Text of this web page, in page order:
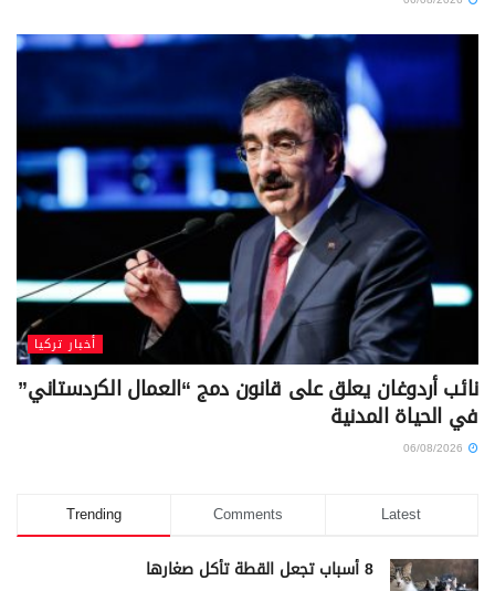
أخبار تركيا
نائب أردوغان يعلق على قانون دمج “العمال الكردستاني”
في الحياة المدنية
Trending Comments Latest
8 أسباب تجعل القطة تأكل صغارها